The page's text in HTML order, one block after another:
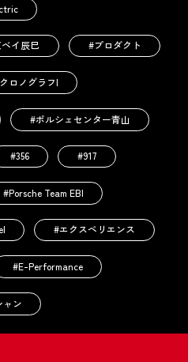
イ辰巳 #プロダクト
ロノグラフI
#ポルシェセンター青山
#356 #917
#Porsche Team EBI
#エクスペリエンス
#E-Performance
ャン